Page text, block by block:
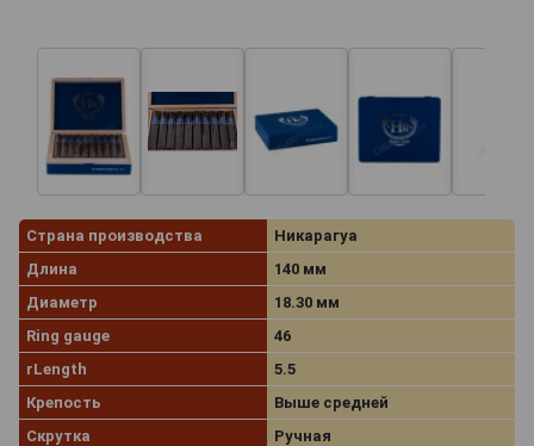
Страна производства
Никарагуа
Длина
140 мм
Диаметр
18.30 мм
Ring gauge
46
rLength
5.5
Крепость
Выше средней
Скрутка
Ручная